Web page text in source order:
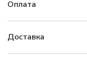
Оплата
Доставка